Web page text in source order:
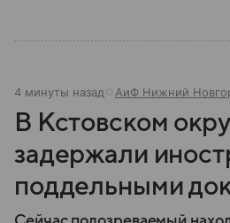
4 минуты назад АиФ Нижний
В Кстовском
задержали
поддельными